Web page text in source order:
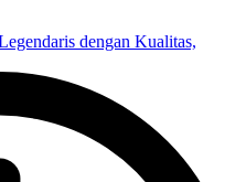
dengan Kualitas,